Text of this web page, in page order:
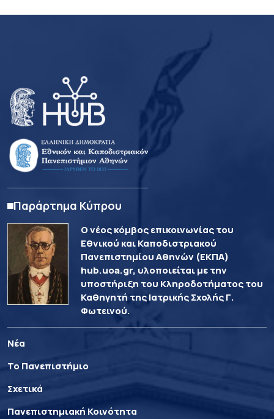
Παράρτημα Κύπρου
Ο νέος κόμβος επικοινωνίας του
Εθνικού και Καποδιστριακού
Πανεπιστημίου Αθηνών (ΕΚΠΑ)
hub.uoa.gr, υλοποιείται με την
υποστήριξη του Κληροδοτήματος του
Καθηγητή της Ιατρικής Σχολής Γ.
Φωτεινού.
Νέα
Το Πανεπιστήμιο
Σχετικά
Πανεπιστημιακή Κοινότητα